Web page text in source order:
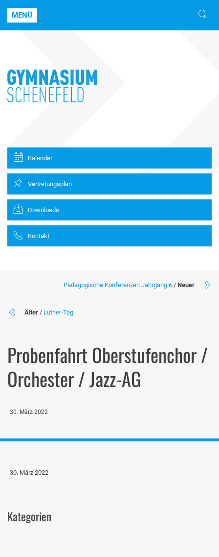
MENÜ
Kalender
Vertretungsplan
Downloads
Kontakt
Pädagogische Konferenzen Jahrgang 6 / Neuer
Älter / Luther-Tag
Probenfahrt Oberstufenchor /
Orchester / Jazz-AG
30. März 2022
30. März 2022
Kategorien